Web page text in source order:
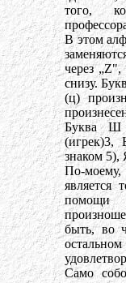
того,
В этом
через
снизу.
(ц)
Буква Ш
знаком 5),
По-моему,
помощи
быть, во
Само